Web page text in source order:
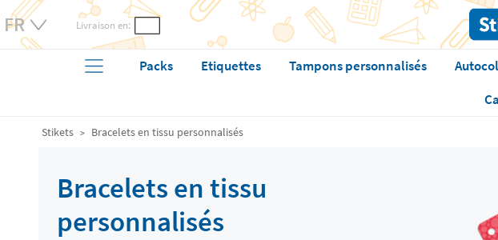
Livraison en:
Packs Etiquettes Tampons personnalisés
Stikets Bracelets en tissu personnalisés
Bracelets en tissu
personnalisés